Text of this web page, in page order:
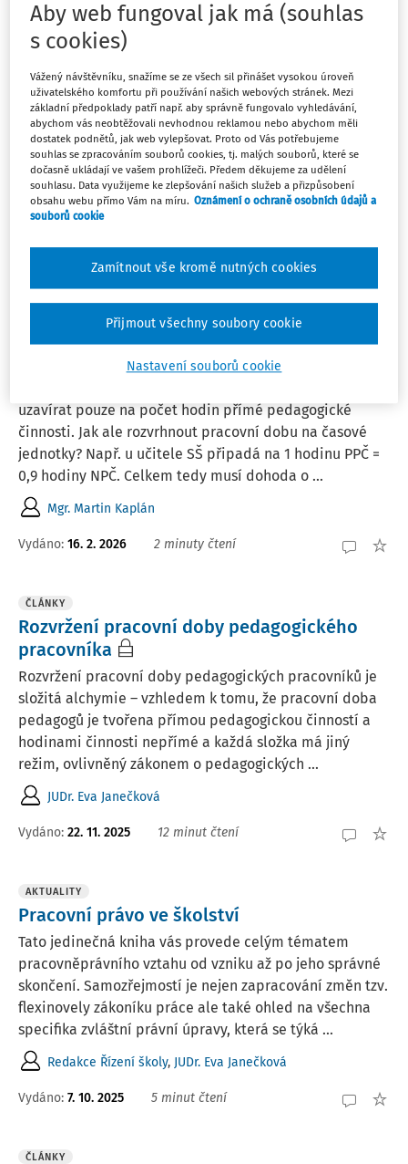
ČLÁNKY
Wellbeing pedagogických pracovníků: co
ukázal unikátní výzkum v Ústeckém kraji
Více než čtvrtina pedagogů má nízký až velmi nízký
wellbeing, 15 % má střední až těžké symptomy úzkosti a
17 % má symptomy střední až těžké deprese. Jako
protektivní faktory fungují naučené copingové strategie,
emoční stabilita, vědomá sebepéče a ...
DPP/DPČ u pedagogického pracovníka
uzavírat pouze na počet hodin přímé pedagogické
činnosti. Jak ale rozvrhnout pracovní dobu na časové
jednotky? Např. u učitele SŠ připadá na 1 hodinu PPČ =
0,9 hodiny NPČ. Celkem tedy musí dohoda o ...
Mgr. Martin Kaplán
Vydáno: 16. 2. 2026 2 minuty čtení
ČLÁNKY
Rozvržení pracovní doby pedagogického
pracovníka
Rozvržení pracovní doby pedagogických pracovníků je
složitá alchymie – vzhledem k tomu, že pracovní doba
pedagogů je tvořena přímou pedagogickou činností a
hodinami činnosti nepřímé a každá složka má jiný
režim, ovlivněný zákonem o pedagogických ...
JUDr. Eva Janečková
Vydáno: 22. 11. 2025 12 minut čtení
AKTUALITY
Pracovní právo ve školství
Tato jedinečná kniha vás provede celým tématem
pracovněprávního vztahu od vzniku až po jeho správné
skončení. Samozřejmostí je nejen zapracování změn tzv.
flexinovely zákoníku práce ale také ohled na všechna
specifika zvláštní právní úpravy, která se týká ...
Redakce Řízení školy, JUDr. Eva Janečková
Vydáno: 7. 10. 2025 5 minut čtení
ČLÁNKY
Aby web fungoval jak má (souhlas
s cookies)
Vážený návštěvníku, snažíme se ze všech sil přinášet vysokou úroveň
uživatelského komfortu při používání našich webových stránek. Mezi
základní předpoklady patří např. aby správně fungovalo vyhledávání,
abychom vás neobtěžovali nevhodnou reklamou nebo abychom měli
dostatek podnětů, jak web vylepšovat. Proto od Vás potřebujeme
souhlas se zpracováním souborů cookies, tj. malých souborů, které se
dočasně ukládají ve vašem prohlížeči. Předem děkujeme za udělení
souhlasu. Data využijeme ke zlepšování našich služeb a přizpůsobení
obsahu webu přímo Vám na míru. Oznámení o ochraně osobních údajů a
souborů cookie
Nastavení souborů cookie
Zamítnout vše kromě nutných cookies
Přijmout všechny soubory cookie